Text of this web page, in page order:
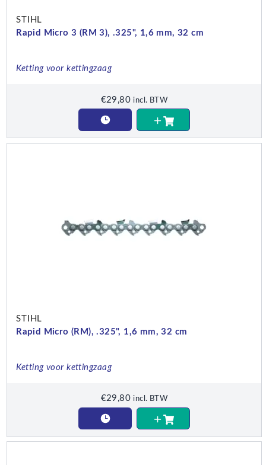
STIHL
Rapid Micro 3 (RM 3), .325", 1,6 mm, 32 cm
Ketting voor kettingzaag
€29,80 incl. BTW
STIHL
Rapid Micro (RM), .325", 1,6 mm, 32 cm
Ketting voor kettingzaag
€29,80 incl. BTW